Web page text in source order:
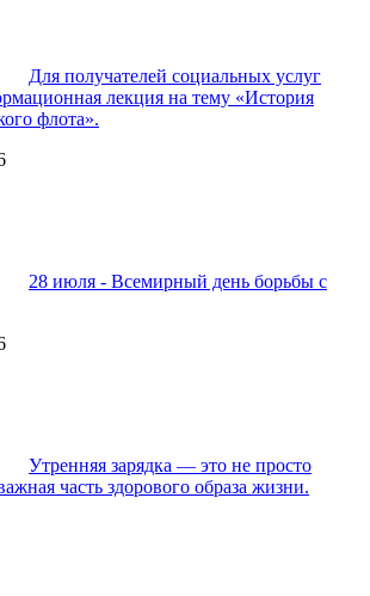
Для получателей социальных услуг
лекция на тему «История
флота».
28 июля - Всемирный день борьбы с
Утренняя зарядка — это не просто
часть здорового образа жизни.